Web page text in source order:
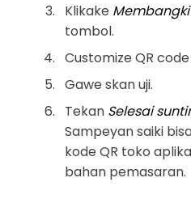
Klikake
tombol.
Customize QR
Gawe skan uji.
Tekan Selesai
Sampeyan saiki
kode QR toko
bahan pemasaran.